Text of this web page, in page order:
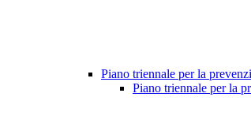
Piano triennale per la
Piano triennale per la